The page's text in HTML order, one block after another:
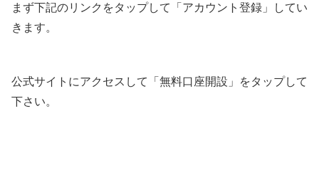
まず下記のリンクをタップして「アカウント登録」してい
きます。
公式サイトにアクセスして「無料口座開設」をタップして
下さい。